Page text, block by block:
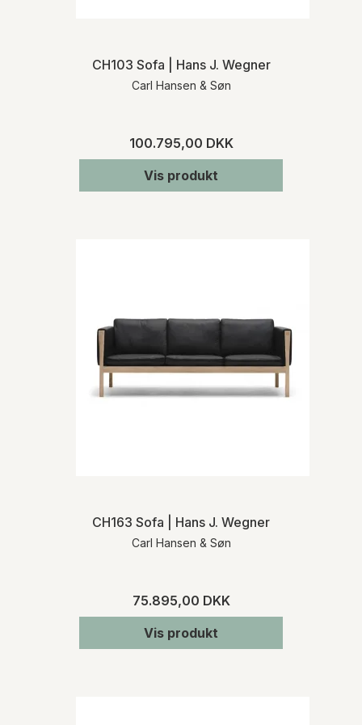
CH103 Sofa | Hans J. Wegner
Carl Hansen & Søn
100.795,00 DKK
Vis produkt
CH163 Sofa | Hans J. Wegner
Carl Hansen & Søn
75.895,00 DKK
Vis produkt